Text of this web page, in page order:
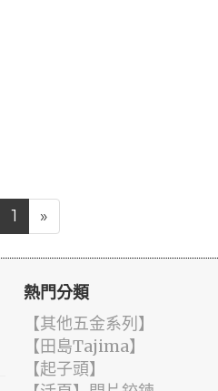
1 »
熱門分類
【其他五金系列】
【田島Tajima】
【起子頭】